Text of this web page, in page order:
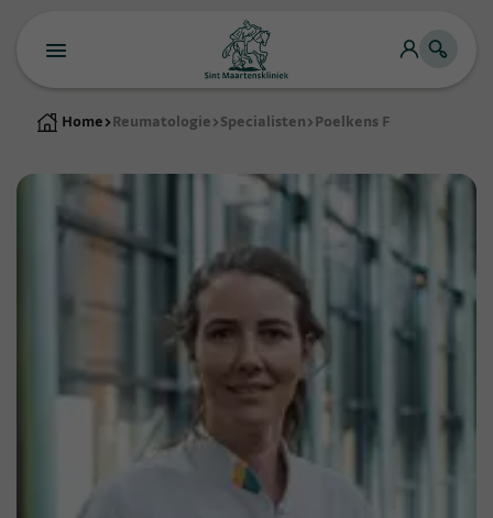
Home > Reumatologie > Specialisten > Poelkens F